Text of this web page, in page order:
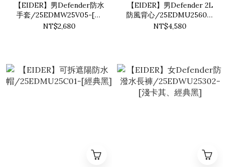
【EIDER】男Defender防水
手套/25EDMW25V05-[深
碳灰]
NT$2,680
【EIDER】男Defender 2L
防風背心/25EDMU25601-
[淺卡其、經典黑]
NT$4,580